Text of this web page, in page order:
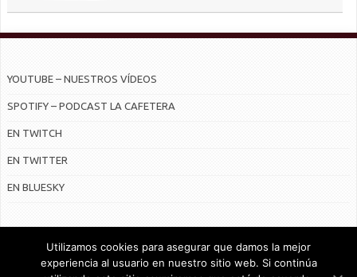
YOUTUBE – NUESTROS VÍDEOS
SPOTIFY – PODCAST LA CAFETERA
EN TWITCH
EN TWITTER
EN BLUESKY
Utilizamos cookies para asegurar que damos la mejor
experiencia al usuario en nuestro sitio web. Si continúa